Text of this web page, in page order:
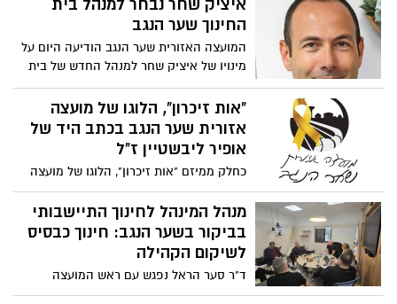
איציק שחר נבחר למנהל בית
החינוך שער הנגב
המועצה האזורית שער הנגב הודיעה היום על
מינויו של איציק שחר למנהל החדש של בית
החינוך האזורי תפקיד בעל חשיבות מיוחדת
בתקופה רגישה זו, עבור התלמידים, צוותי
ההוראה והקהילה כולה.
"אות זיכרון", הלוגו של מועצה
אזורית שער הנגב בכתב היד של
אופיר ליבשטיין ז"ל
כחלק ממיזם "אות זיכרון", הלוגו של מועצה
אזורית שער הנגב בכתב היד של אופיר
ליבשטיין ז"ל, ראש המועצה בין השנים 2018-
2023, אשר נפל בעת הגנה על קהילת כפר
עזה, במתקפת הפתע הרצחנית על יישובי
עוטף עזה, ביום שמחת תורה, בשבעה
באוקטובר 2023.
מנהל המינהל לחינוך התיישבותי
בביקור בשער הנגב: חינוך כבסיס
לשיקום הקהילה
ד"ר סער הראל נפגש עם ראש המועצה
הנכנס, אורי אפשטיין, וסגנו אדם עזרן, ושמע